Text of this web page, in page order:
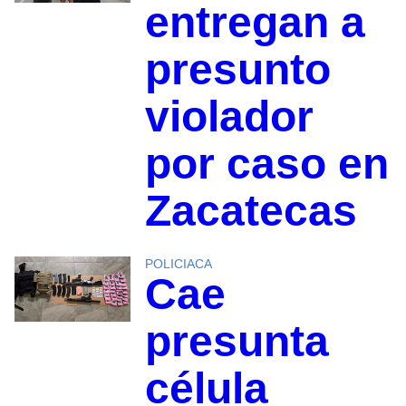
entregan a
presunto
violador
por caso en
Zacatecas
POLICIACA
Cae
presunta
célula